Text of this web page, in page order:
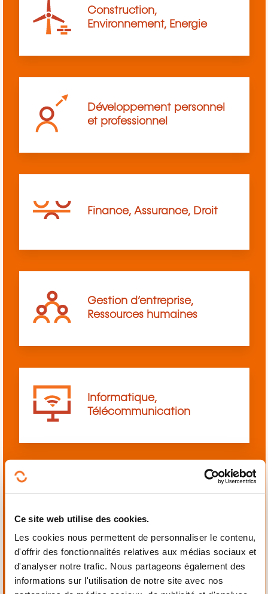
Ce site web utilise des cookies.
Les cookies nous permettent de personnaliser le contenu,
d'offrir des fonctionnalités relatives aux médias sociaux et
d'analyser notre trafic. Nous partageons également des
informations sur l'utilisation de notre site avec nos
Construction,
Environnement, Energie
Développement personnel
et professionnel
Finance, Assurance, Droit
Gestion d’entreprise,
Ressources humaines
Informatique,
Télécommunication
Mécanique,